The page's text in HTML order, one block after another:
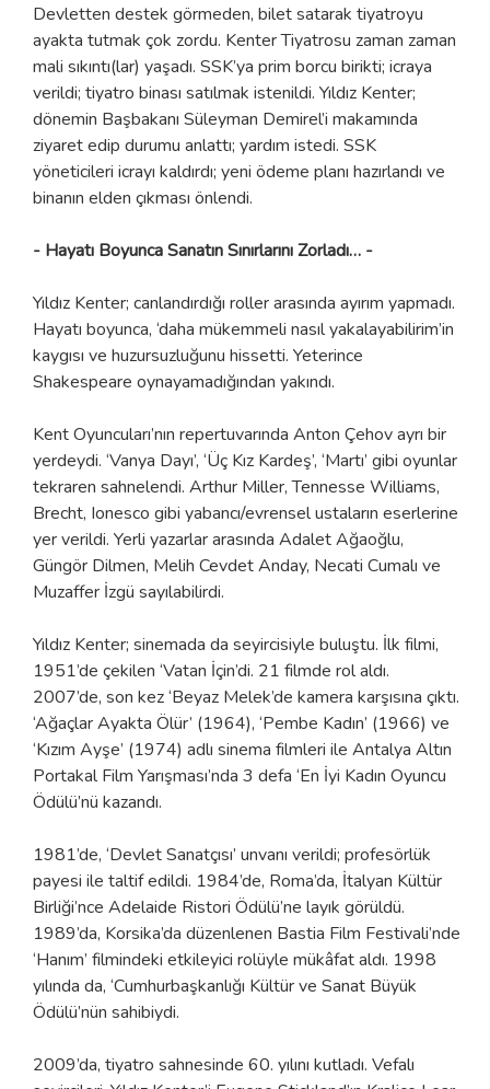
Devletten destek görmeden, bilet satarak tiyatroyu
ayakta tutmak çok zordu. Kenter Tiyatrosu zaman zaman
mali sıkıntı(lar) yaşadı. SSK’ya prim borcu birikti; icraya
verildi; tiyatro binası satılmak istenildi. Yıldız Kenter;
dönemin Başbakanı Süleyman Demirel’i makamında
ziyaret edip durumu anlattı; yardım istedi. SSK
yöneticileri icrayı kaldırdı; yeni ödeme planı hazırlandı ve
binanın elden çıkması önlendi.
- Hayatı Boyunca Sanatın Sınırlarını Zorladı… -
Yıldız Kenter; canlandırdığı roller arasında ayırım yapmadı.
Hayatı boyunca, ‘daha mükemmeli nasıl yakalayabilirim’in
kaygısı ve huzursuzluğunu hissetti. Yeterince
Shakespeare oynayamadığından yakındı.
Kent Oyuncuları’nın repertuvarında Anton Çehov ayrı bir
yerdeydi. ‘Vanya Dayı’, ‘Üç Kız Kardeş’, ‘Martı’ gibi oyunlar
tekraren sahnelendi. Arthur Miller, Tennesse Williams,
Brecht, Ionesco gibi yabancı/evrensel ustaların eserlerine
yer verildi. Yerli yazarlar arasında Adalet Ağaoğlu,
Güngör Dilmen, Melih Cevdet Anday, Necati Cumalı ve
Muzaffer İzgü sayılabilirdi.
Yıldız Kenter; sinemada da seyircisiyle buluştu. İlk filmi,
1951’de çekilen ‘Vatan İçin’di. 21 filmde rol aldı.
2007’de, son kez ‘Beyaz Melek’de kamera karşısına çıktı.
‘Ağaçlar Ayakta Ölür’ (1964), ‘Pembe Kadın’ (1966) ve
‘Kızım Ayşe’ (1974) adlı sinema filmleri ile Antalya Altın
Portakal Film Yarışması’nda 3 defa ‘En İyi Kadın Oyuncu
Ödülü’nü kazandı.
1981’de, ‘Devlet Sanatçısı’ unvanı verildi; profesörlük
payesi ile taltif edildi. 1984’de, Roma’da, İtalyan Kültür
Birliği’nce Adelaide Ristori Ödülü’ne layık görüldü.
1989’da, Korsika’da düzenlenen Bastia Film Festivali’nde
‘Hanım’ filmindeki etkileyici rolüyle mükâfat aldı. 1998
yılında da, ‘Cumhurbaşkanlığı Kültür ve Sanat Büyük
Ödülü’nün sahibiydi.
2009’da, tiyatro sahnesinde 60. yılını kutladı. Vefalı